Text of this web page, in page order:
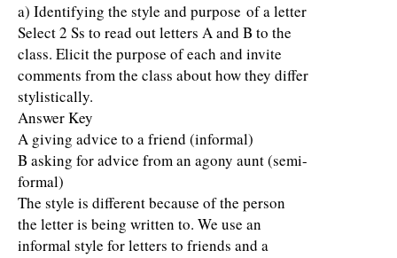
a) Identifying the style and purpose of a letter
Select 2 Ss to read out letters A and B to the
class. Elicit the purpose of each and invite
comments from the class about how they differ
stylistically.
Answer Key
A giving advice to a friend (informal)
B asking for advice from an agony aunt (semi-
formal)
The style is different because of the person
the letter is being written to. We use an
informal style for letters to friends and a